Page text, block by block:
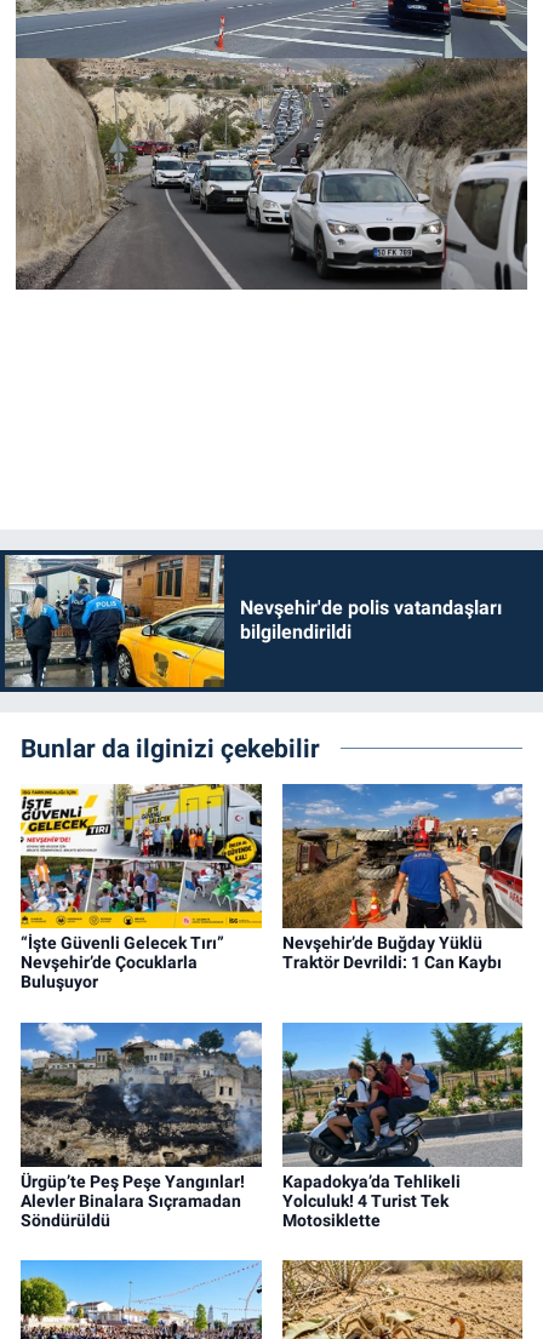
Nevşehir'de polis vatandaşları
bilgilendirildi
Bunlar da ilginizi çekebilir
“İşte Güvenli Gelecek Tırı”
Nevşehir’de Çocuklarla
Buluşuyor
Nevşehir’de Buğday Yüklü
Traktör Devrildi: 1 Can Kaybı
Ürgüp’te Peş Peşe Yangınlar!
Alevler Binalara Sıçramadan
Söndürüldü
Kapadokya’da Tehlikeli
Yolculuk! 4 Turist Tek
Motosiklette